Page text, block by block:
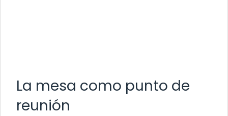
La mesa como punto de
reunión